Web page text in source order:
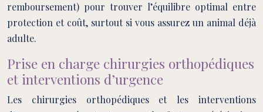
remboursement) pour trouver l’équilibre optimal entre
protection et coût, surtout si vous assurez un animal déjà
adulte.
Prise en charge chirurgies orthopédiques
et interventions d’urgence
Les chirurgies orthopédiques et les interventions